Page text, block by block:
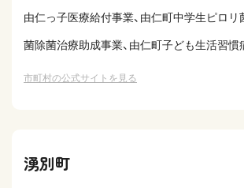
由仁っ子医療給付事業、由仁町中学生ピロリ
菌除菌治療助成事業、由仁町子ども生活習
市町村の公式サイトを見る
湧別町